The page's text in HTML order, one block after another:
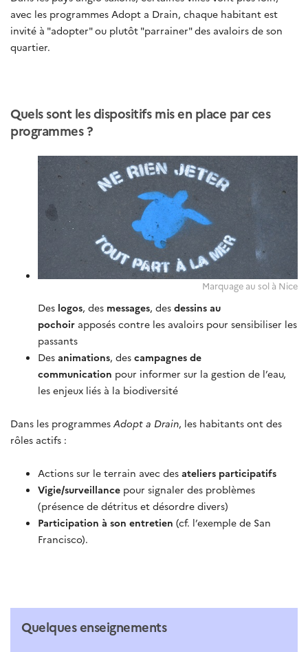
avec les programmes Adopt a Drain, chaque habitant est
invité à "adopter" ou plutôt "parrainer" des avaloirs de son
quartier.
Quels sont les dispositifs mis en place par ces
programmes ?
Marquage au sol à Nice
Des logos, des messages, des dessins au
pochoir apposés contre les avaloirs pour sensibiliser les
passants
Des animations, des campagnes de
communication pour informer sur la gestion de l’eau,
les enjeux liés à la biodiversité
Dans les programmes Adopt a Drain, les habitants ont des
rôles actifs :
Actions sur le terrain avec des ateliers participatifs
Vigie/surveillance pour signaler des problèmes
(présence de détritus et désordre divers)
Participation à son entretien (cf. l’exemple de San
Francisco).
Quelques enseignements